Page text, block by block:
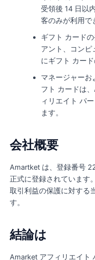
受領後 14 日以
客のみが利用で
ギフト カード
アント、コンピ
にギフト カー
マネージャーお
フト カードは
ィリエイト パ
ます。
会社概要
Amartket は、登録番号
正式に登録されています
取引利益の保護に対する
す。
結論は
Amarket アフィリエイト